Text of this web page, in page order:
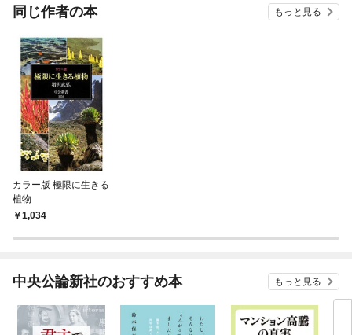
同じ作者の本 もっと見る
カラー版 極限に生きる
植物
1,034
中央公論新社のおすすめ本 もっと見る